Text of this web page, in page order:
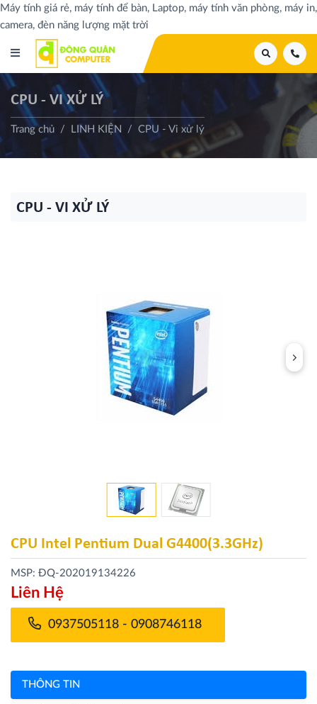
Máy tính giá rẻ, máy tính để bàn, Laptop, máy tính văn phòng, máy in,
camera, đèn năng lượng mặt trời
CPU - VI XỬ LÝ
Trang chủ LINH KIỆN CPU - Vi xử lý
CPU - VI XỬ LÝ
CPU Intel Pentium Dual G4400(3.3GHz)
MSP: ĐQ-202019134226
Liên Hệ
0937505118 - 0908746118
THÔNG TIN